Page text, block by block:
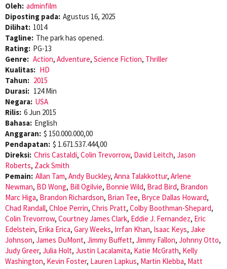
Oleh: adminfilm
Diposting pada: Agustus 16, 2025
Dilihat: 1014
Tagline: The park has opened.
Rating: PG-13
Genre: Action, Adventure, Science Fiction, Thriller
Kualitas: HD
Tahun: 2015
Durasi: 124 Min
Negara: USA
Rilis: 6 Jun 2015
Bahasa: English
Anggaran: $ 150.000.000,00
Pendapatan: $ 1.671.537.444,00
Direksi: Chris Castaldi, Colin Trevorrow, David Leitch, Jason
Roberts, Zack Smith
Pemain: Allan Tam, Andy Buckley, Anna Talakkottur, Arlene
Newman, BD Wong, Bill Ogilvie, Bonnie Wild, Brad Bird, Brandon
Marc Higa, Brandon Richardson, Brian Tee, Bryce Dallas Howard,
Chad Randall, Chloe Perrin, Chris Pratt, Colby Boothman-Shepard,
Colin Trevorrow, Courtney James Clark, Eddie J. Fernandez, Eric
Edelstein, Erika Erica, Gary Weeks, Irrfan Khan, Isaac Keys, Jake
Johnson, James DuMont, Jimmy Buffett, Jimmy Fallon, Johnny Otto,
Judy Greer, Julia Holt, Justin Lacalamita, Katie McGrath, Kelly
Washington, Kevin Foster, Lauren Lapkus, Martin Klebba, Matt